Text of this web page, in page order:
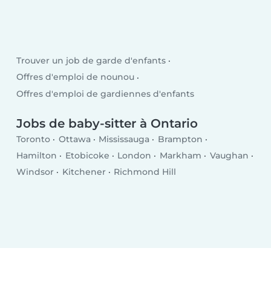
Trouver un job de garde d'enfants
Offres d'emploi de nounou
Offres d'emploi de gardiennes d'enfants
Jobs de baby-sitter à Ontario
Toronto Ottawa Mississauga
Brampton
Hamilton
Etobicoke London Markham
Vaughan
Windsor
Kitchener Richmond Hill